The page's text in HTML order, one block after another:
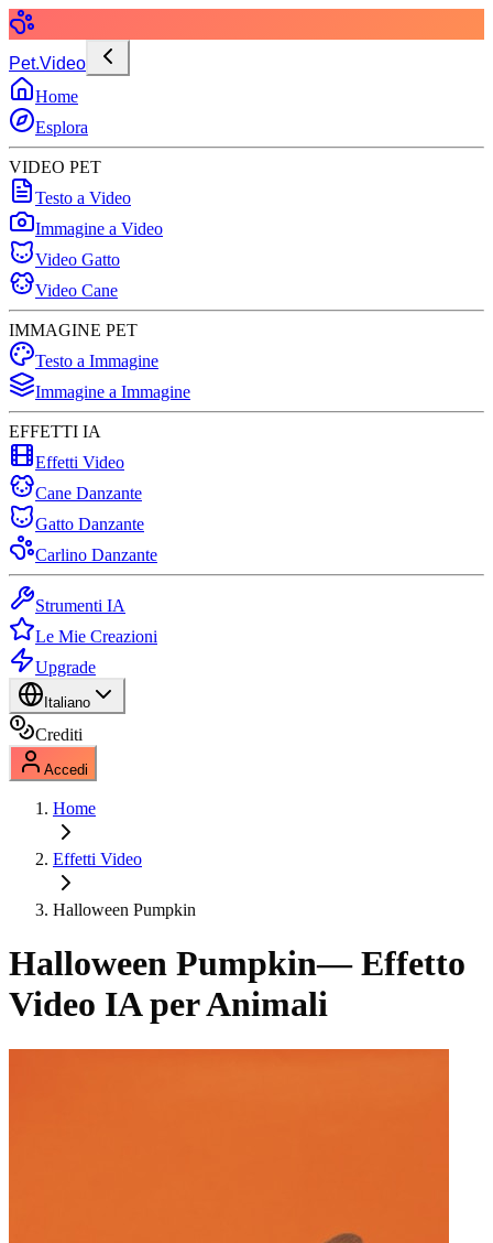
Pet.Video
Home
Esplora
VIDEO PET
Testo a Video
Immagine a Video
Video Gatto
Video Cane
IMMAGINE PET
Testo a Immagine
Immagine a Immagine
EFFETTI IA
Effetti Video
Cane Danzante
Gatto Danzante
Carlino Danzante
Strumenti IA
Le Mie Creazioni
Upgrade
Italiano
Crediti
Accedi
Home
Effetti Video
Halloween Pumpkin
Halloween Pumpkin— Effetto
Video IA per Animali